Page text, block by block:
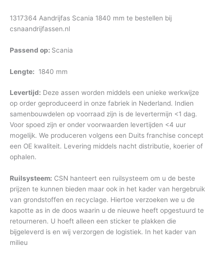
1317364 Aandrijfas Scania 1840 mm te bestellen bij
csnaandrijfassen.nl
Passend op: Scania
Lengte: 1840 mm
Levertijd: Deze assen worden middels een unieke werkwijze
op order geproduceerd in onze fabriek in Nederland. Indien
samenbouwdelen op voorraad zijn is de levertermijn <1 dag.
Voor spoed zijn er onder voorwaarden levertijden <4 uur
mogelijk. We produceren volgens een Duits franchise concept
een OE kwaliteit. Levering middels nacht distributie, koerier of
ophalen.
Ruilsysteem: CSN hanteert een ruilsysteem om u de beste
prijzen te kunnen bieden maar ook in het kader van hergebruik
van grondstoffen en recyclage. Hiertoe verzoeken we u de
kapotte as in de doos waarin u de nieuwe heeft opgestuurd te
retourneren. U hoeft alleen een sticker te plakken die
bijgeleverd is en wij verzorgen de logistiek. In het kader van
milieu